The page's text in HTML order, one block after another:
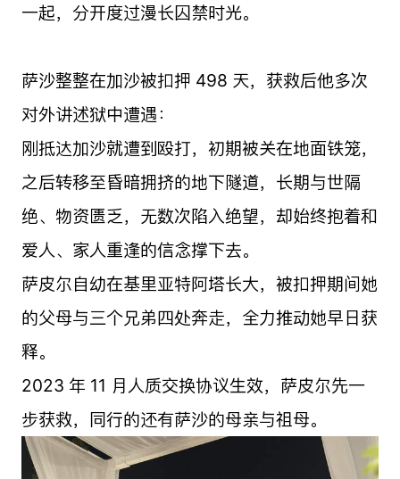
一起，分开度过漫长囚禁时光。
萨沙整整在加沙被扣押 498 天，获救后他多次
对外讲述狱中遭遇：
刚抵达加沙就遭到殴打，初期被关在地面铁笼，
之后转移至昏暗拥挤的地下隧道，长期与世隔
绝、物资匮乏，无数次陷入绝望，却始终抱着和
爱人、家人重逢的信念撑下去。
萨皮尔自幼在基里亚特阿塔长大，被扣押期间她
的父母与三个兄弟四处奔走，全力推动她早日获
释。
2023 年 11 月人质交换协议生效，萨皮尔先一
步获救，同行的还有萨沙的母亲与祖母。